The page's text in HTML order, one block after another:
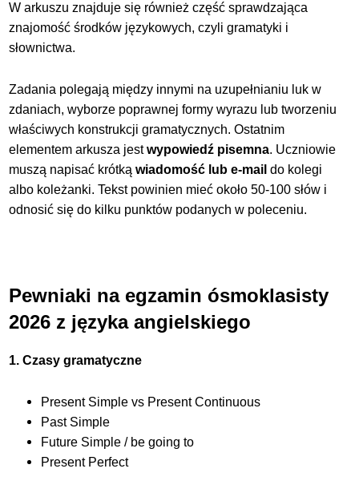
W arkuszu znajduje się również część sprawdzająca
znajomość środków językowych, czyli gramatyki i
słownictwa.
Zadania polegają między innymi na uzupełnianiu luk w
zdaniach, wyborze poprawnej formy wyrazu lub tworzeniu
właściwych konstrukcji gramatycznych. Ostatnim
elementem arkusza jestwypowiedź pisemna. Uczniowie
muszą napisać krótkąwiadomość lub e-mail do kolegi
albo koleżanki. Tekst powinien mieć około 50-100 słów i
odnosić się do kilku punktów podanych w poleceniu.
Pewniaki na egzamin ósmoklasisty
2026 z języka angielskiego
1. Czasy gramatyczne
Present Simple vs Present Continuous
Past Simple
Future Simple / be going to
Present Perfect